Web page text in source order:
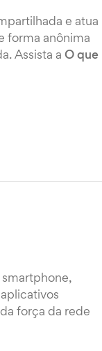
e atua
forma anônima
Assista a O que
força da rede